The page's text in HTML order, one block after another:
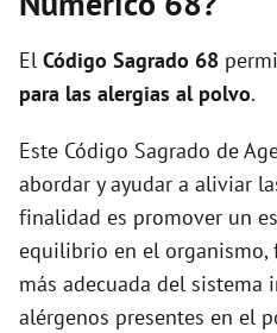
i
El Código Sagrado 68
para las alergias al polvo.
Este Código Sagrado de
abordar y ayudar a aliviar
finalidad es promover un
equilibrio en el organismo,
más adecuada del
alérgenos presentes en el